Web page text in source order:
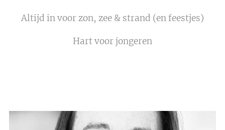
Altijd in voor zon, zee & strand (en feestjes)
Hart voor jongeren